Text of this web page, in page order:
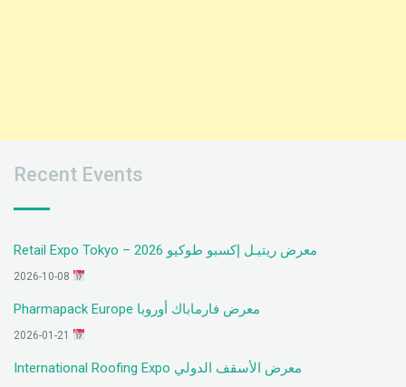
Recent Events
معرض ريتيـل إكسبو طوكيو 2026 – Retail Expo Tokyo
معرض فارماباك أوروبا Pharmapack Europe
معرض الأسقف الدولي International Roofing Expo